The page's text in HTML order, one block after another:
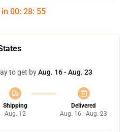
00: 28: 54
to get byAug. 16 - Aug. 23
Shipping
Aug. 12
Delivered
Aug. 16 - Aug. 23